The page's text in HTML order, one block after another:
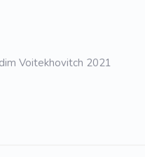
Voitekhovitch 2021